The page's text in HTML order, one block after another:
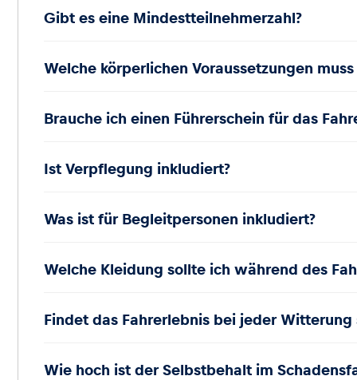
Gibt es eine Mindestteilnehmerzahl?
Welche körperlichen Voraussetzungen
Brauche ich einen Führerschein für das
Ist Verpflegung inkludiert?
Was ist für Begleitpersonen inkludiert?
Welche Kleidung sollte ich während des
Findet das Fahrerlebnis bei jeder Witterung
Wie hoch ist der Selbstbehalt im